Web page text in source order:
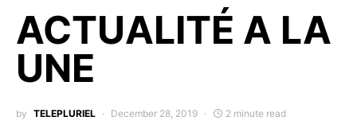
ACTUALITÉ A LA
UNE
by TELEPLURIEL December 28, 2019 2 minute read